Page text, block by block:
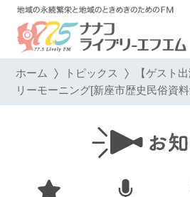
ホーム トピックス 【ゲスト
リーモーニング[新座市歴史民俗資